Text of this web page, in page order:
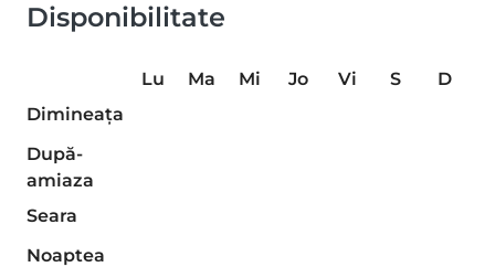
Disponibilitate
Lu Ma Mi Jo Vi S
D
Dimineaţa
După-
amiaza
Seara
Noaptea